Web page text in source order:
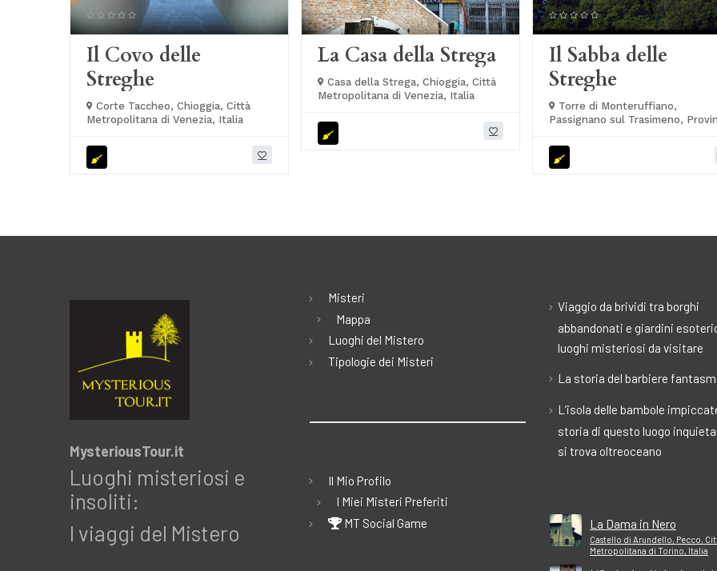
Il Covo delle
Streghe
Corte Taccheo, Chioggia, Città
Metropolitana di Venezia, Italia
La Casa della Strega
Casa della Strega, Chioggia, Città
Metropolitana di Venezia, Italia
Il Sabba delle
Streghe
Torre di Monteruffiano,
Passignano sul Trasimeno,
MysteriousTour.it
Luoghi misteriosi e
insoliti:
I viaggi del Mistero
Misteri
Mappa
Luoghi del Mistero
Tipologie dei Misteri
Il Mio Profilo
I Miei Misteri Preferiti
MT Social Game
Viaggio da brividi tra borghi
abbandonati e giardini
luoghi misteriosi da visitare
La storia del barbiere
L’isola delle bambole
storia di questo luogo
si trova oltreoceano
La Dama in Nero
Castello di Arundello, Pecco,
Metropolitana di Torino, Italia